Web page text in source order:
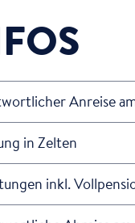
Anreise
in Zelten
inkl.